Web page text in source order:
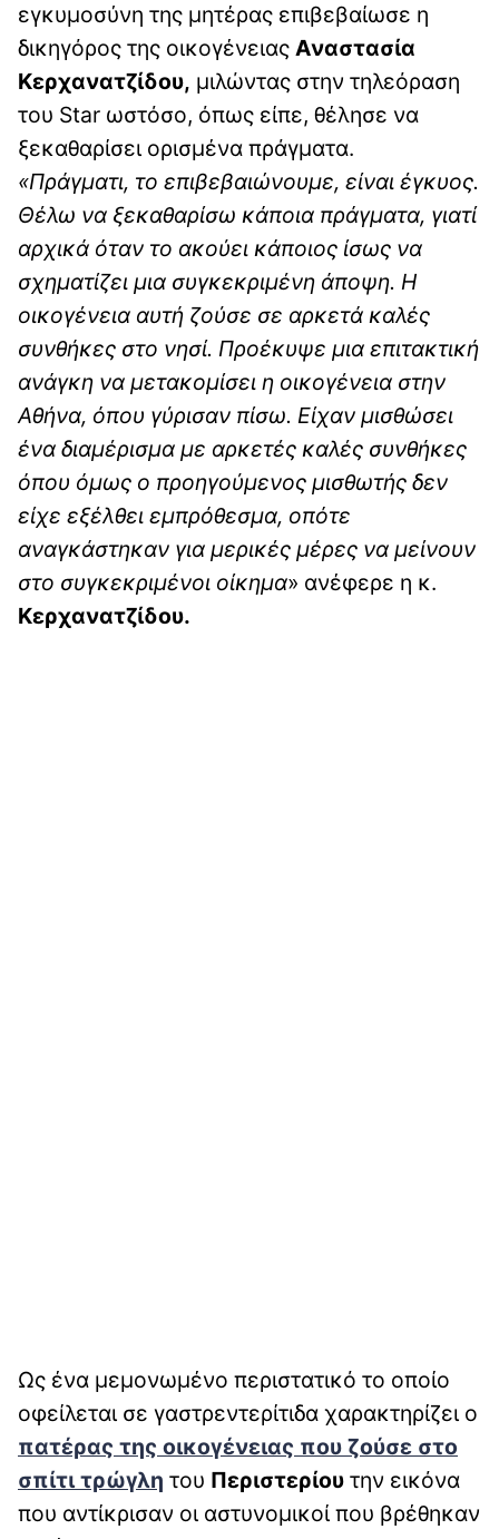
εγκυμοσύνη της μητέρας επιβεβαίωσε η
δικηγόρος της οικογένειας Αναστασία
Κερχανατζίδου, μιλώντας στην τηλεόραση
του Star ωστόσο, όπως είπε, θέλησε να
ξεκαθαρίσει ορισμένα πράγματα.
«Πράγματι, το επιβεβαιώνουμε, είναι έγκυος.
Θέλω να ξεκαθαρίσω κάποια πράγματα, γιατί
αρχικά όταν το ακούει κάποιος ίσως να
σχηματίζει μια συγκεκριμένη άποψη. Η
οικογένεια αυτή ζούσε σε αρκετά καλές
συνθήκες στο νησί. Προέκυψε μια επιτακτική
ανάγκη να μετακομίσει η οικογένεια στην
Αθήνα, όπου γύρισαν πίσω. Είχαν μισθώσει
ένα διαμέρισμα με αρκετές καλές συνθήκες
όπου όμως ο προηγούμενος μισθωτής δεν
είχε εξέλθει εμπρόθεσμα, οπότε
αναγκάστηκαν για μερικές μέρες να μείνουν
στο συγκεκριμένοι οίκημα» ανέφερε η κ.
Κερχανατζίδου.
Ως ένα μεμονωμένο περιστατικό το οποίο
οφείλεται σε γαστρεντερίτιδα χαρακτηρίζει ο
πατέρας της οικογένειας που ζούσε στο
σπίτι τρώγλη του Περιστερίου την εικόνα
που αντίκρισαν οι αστυνομικοί που βρέθηκαν